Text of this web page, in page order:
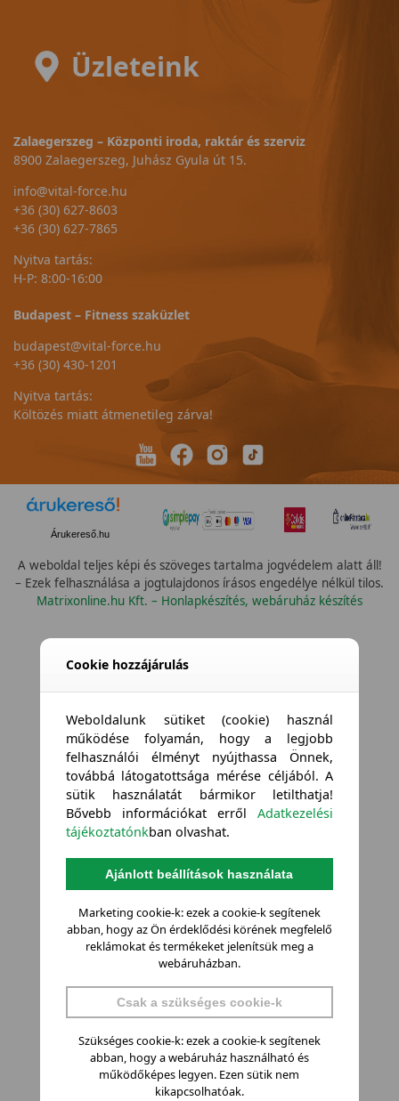
Üzleteink
Zalaegerszeg – Központi iroda, raktár és szerviz
8900 Zalaegerszeg, Juhász Gyula út 15.
info@vital-force.hu
+36 (30) 627-8603
+36 (30) 627-7865
Nyitva tartás:
H-P: 8:00-16:00
Budapest – Fitness szaküzlet
budapest@vital-force.hu
+36 (30) 430-1201
Nyitva tartás:
Költözés miatt átmenetileg zárva!
Árukereső.hu
A weboldal teljes képi és szöveges tartalma jogvédelem alatt áll!
– Ezek felhasználása a jogtulajdonos írásos engedélye nélkül tilos.
Matrixonline.hu Kft. – Honlapkészítés, webáruház készítés
Cookie hozzájárulás
Weboldalunk sütiket (cookie) használ
működése folyamán, hogy a legjobb
felhasználói élményt nyújthassa Önnek,
továbbá látogatottsága mérése céljából. A
sütik használatát bármikor letilthatja!
Bővebb információkat errőlAdatkezelési
tájékoztatónkban olvashat.
Ajánlott beállítások használata
Marketing cookie-k: ezek a cookie-k segítenek
abban, hogy az Ön érdeklődési körének megfelelő
reklámokat és termékeket jelenítsük meg a
webáruházban.
Csak a szükséges cookie-k
Szükséges cookie-k: ezek a cookie-k segítenek
abban, hogy a webáruház használható és
működőképes legyen. Ezen sütik nem
kikapcsolhatóak.